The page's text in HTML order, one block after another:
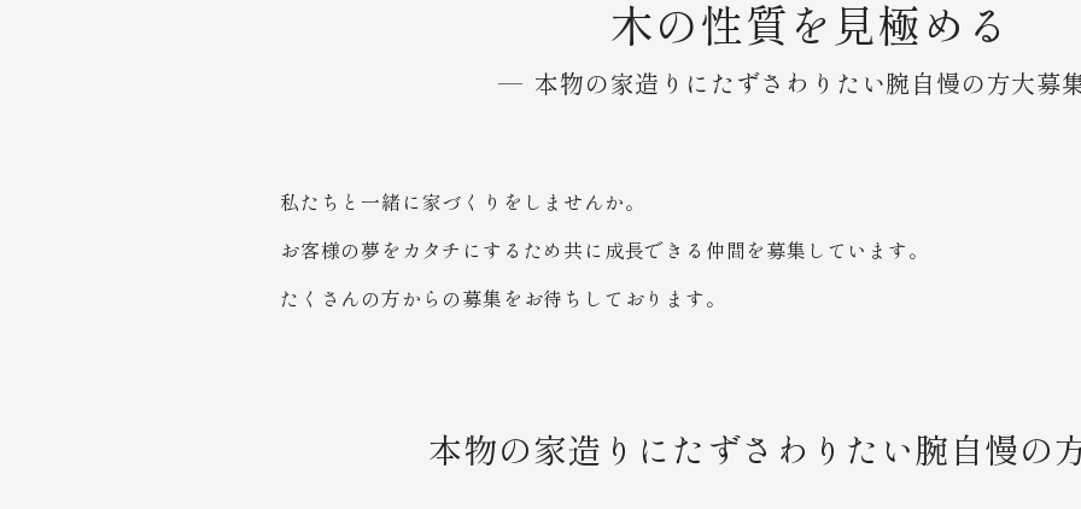
木の性質を見極める
本物の家造りにたずさわりたい腕自慢の方大募
私たちと一緒に家づくりをしませんか。
お客様の夢をカタチにするため共に成長できる仲間を募集しています。
たくさんの方からの募集をお待ちしております。
本物の家造りにたずさわりたい腕自慢の